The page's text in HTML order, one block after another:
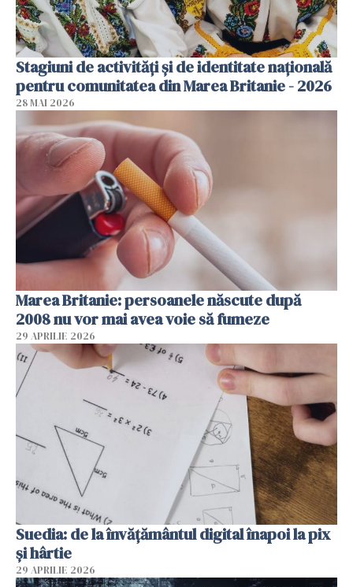
Stagiuni de activități și de identitate națională
pentru comunitatea din Marea Britanie - 2026
28 MAI 2026
Marea Britanie: persoanele născute după
2008 nu vor mai avea voie să fumeze
29 APRILIE 2026
Suedia: de la învățământul digital înapoi la pix
și hârtie
29 APRILIE 2026